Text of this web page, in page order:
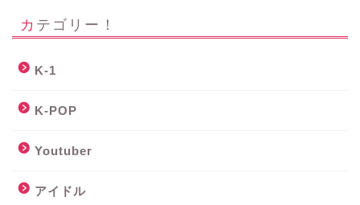
カテゴリー！
K-1
K-POP
Youtuber
アイドル